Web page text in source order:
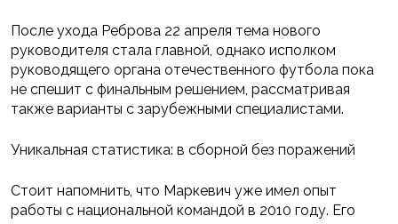
После ухода Реброва 22 апреля тема нового
руководителя стала главной, однако исполком
руководящего органа отечественного футбола пока
не спешит с финальным решением, рассматривая
также варианты с зарубежными специалистами.
Уникальная статистика: в сборной без поражений
Стоит напомнить, что Маркевич уже имел опыт
работы с национальной командой в 2010 году. Его